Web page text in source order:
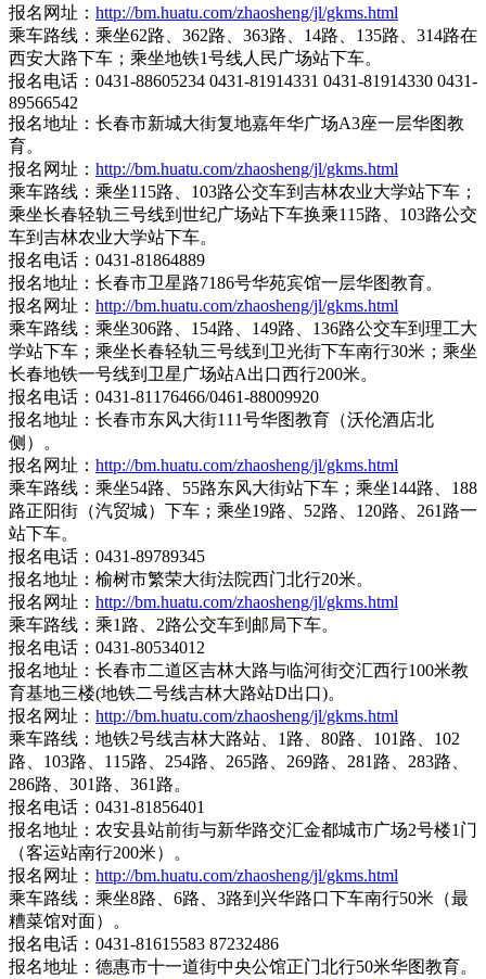
报名网址： http://bm.huatu.com/zhaosheng/jl/gkms.html
乘车路线：乘坐62路、362路、363路、14路、135路、314路在
西安大路下车；乘坐地铁1号线人民广场站下车。
报名电话：0431-88605234 0431-81914331 0431-81914330 0431-
89566542
报名地址：长春市新城大街复地嘉年华广场A3座一层华图教
育。
报名网址： http://bm.huatu.com/zhaosheng/jl/gkms.html
乘车路线：乘坐115路、103路公交车到吉林农业大学站下车；
乘坐长春轻轨三号线到世纪广场站下车换乘115路、103路公交
车到吉林农业大学站下车。
报名电话：0431-81864889
报名地址：长春市卫星路7186号华苑宾馆一层华图教育。
报名网址： http://bm.huatu.com/zhaosheng/jl/gkms.html
乘车路线：乘坐306路、154路、149路、136路公交车到理工大
学站下车；乘坐长春轻轨三号线到卫光街下车南行30米；乘坐
长春地铁一号线到卫星广场站A出口西行200米。
报名电话：0431-81176466/0461-88009920
报名地址：长春市东风大街111号华图教育（沃伦酒店北
侧）。
报名网址： http://bm.huatu.com/zhaosheng/jl/gkms.html
乘车路线：乘坐54路、55路东风大街站下车；乘坐144路、188
路正阳街（汽贸城）下车；乘坐19路、52路、120路、261路一
站下车。
报名电话：0431-89789345
报名地址：榆树市繁荣大街法院西门北行20米。
报名网址： http://bm.huatu.com/zhaosheng/jl/gkms.html
乘车路线：乘1路、2路公交车到邮局下车。
报名电话：0431-80534012
报名地址：长春市二道区吉林大路与临河街交汇西行100米教
育基地三楼(地铁二号线吉林大路站D出口)。
报名网址： http://bm.huatu.com/zhaosheng/jl/gkms.html
乘车路线：地铁2号线吉林大路站、1路、80路、101路、102
路、103路、115路、254路、265路、269路、281路、283路、
286路、301路、361路。
报名电话：0431-81856401
报名地址：农安县站前街与新华路交汇金都城市广场2号楼1门
（客运站南行200米）。
报名网址： http://bm.huatu.com/zhaosheng/jl/gkms.html
乘车路线：乘坐8路、6路、3路到兴华路口下车南行50米（最
糟菜馆对面）。
报名电话：0431-81615583 87232486
报名地址：德惠市十一道街中央公馆正门北行50米华图教育。